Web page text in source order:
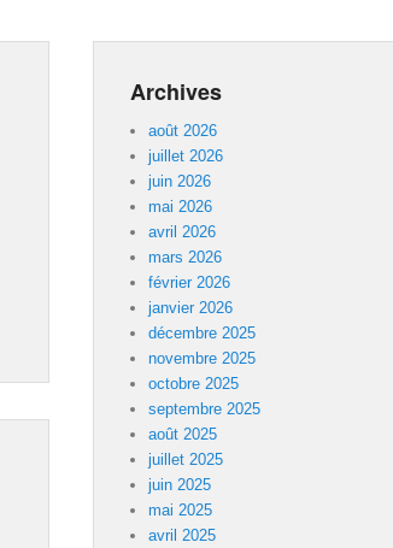
Archives
août 2026
juillet 2026
juin 2026
mai 2026
avril 2026
mars 2026
février 2026
janvier 2026
décembre 2025
novembre 2025
octobre 2025
septembre 2025
août 2025
juillet 2025
juin 2025
mai 2025
avril 2025